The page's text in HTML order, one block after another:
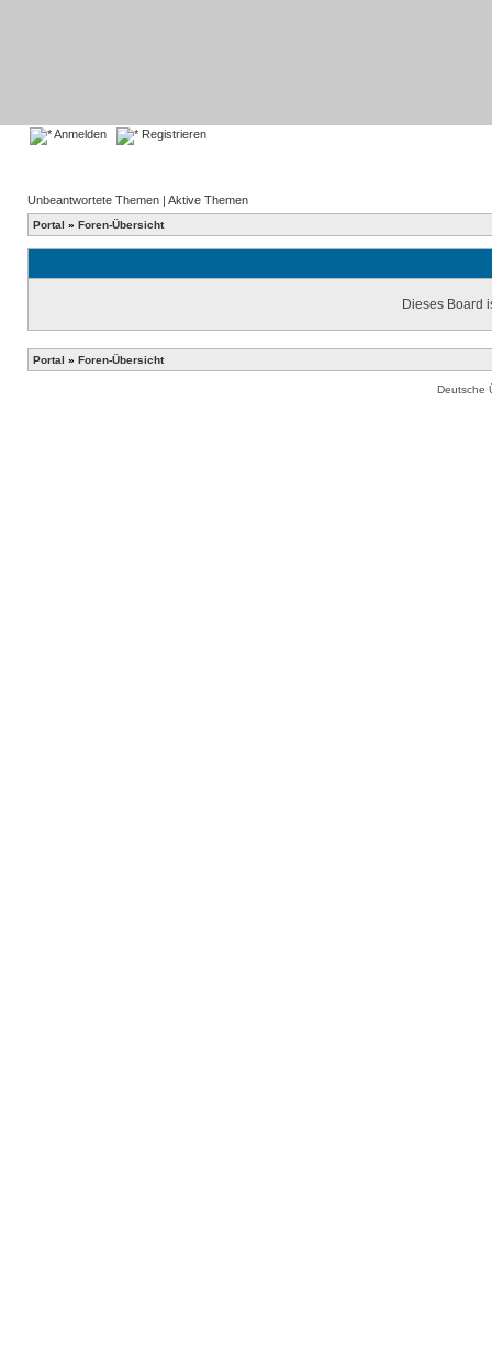
Anmelden Registrieren
Unbeantwortete Themen | Aktive Themen
Portal » Foren-Übersicht
Dieses Board
Portal » Foren-Übersicht
Deutsche